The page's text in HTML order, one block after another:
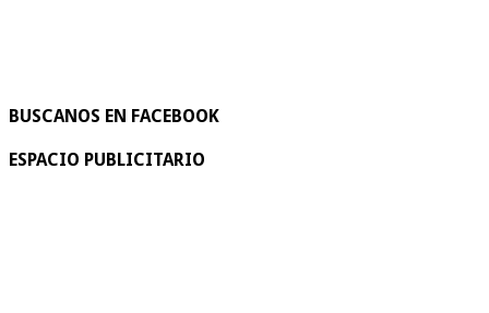
BUSCANOS EN FACEBOOK
ESPACIO PUBLICITARIO